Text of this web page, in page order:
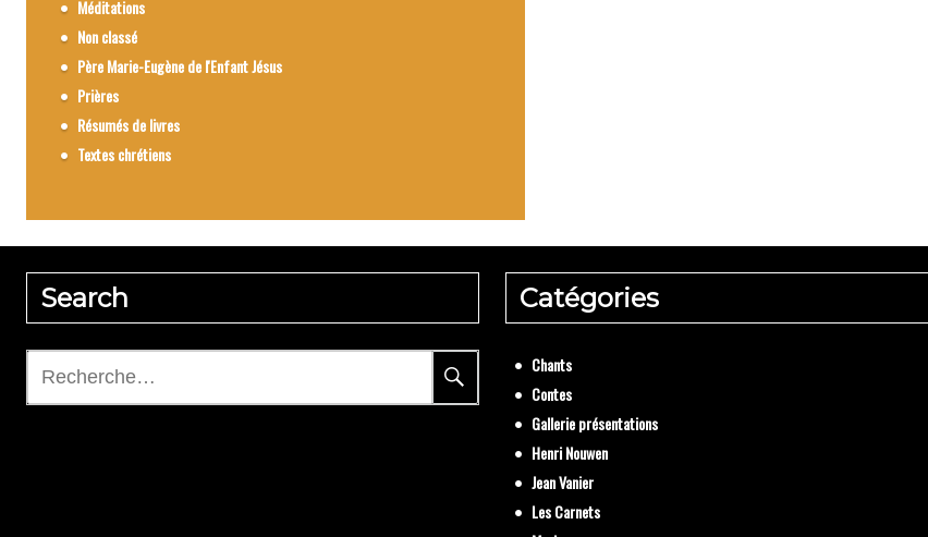
Méditations
Non classé
Père Marie-Eugène de l'Enfant Jésus
Prières
Résumés de livres
Textes chrétiens
Search
Rechercher :
Catégories
Chants
Contes
Gallerie présentations
Henri Nouwen
Jean Vanier
Les Carnets